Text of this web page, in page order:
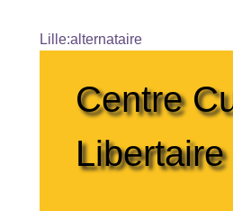
Lille:alternataire
Centre